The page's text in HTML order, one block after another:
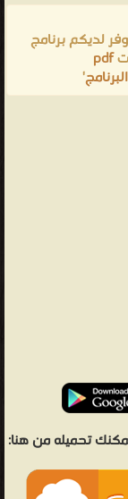
لديكم برنامج
pdf
'
تحميله من هنا: